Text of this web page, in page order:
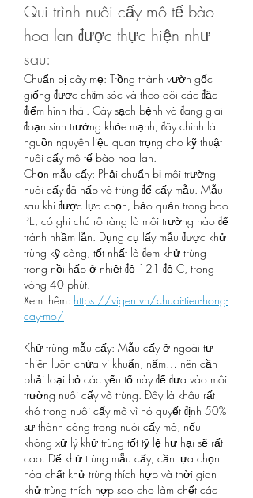
Qui trình nuôi cấy mô tế bào
hoa lan được thực hiện như
sau:
Chuẩn bị cây mẹ: Trồng thành vườn gốc
giống được chăm sóc và theo dõi các đặc
điểm hình thái. Cây sạch bệnh và đang giai
đoạn sinh trưởng khỏe mạnh, đây chính là
nguồn nguyên liệu quan trọng cho kỹ thuật
nuôi cấy mô tế bào hoa lan.
Chọn mẫu cấy: Phải chuẩn bị môi trường
nuôi cấy đã hấp vô trùng để cấy mẫu. Mẫu
sau khi được lựa chọn, bảo quản trong bao
PE, có ghi chú rõ ràng là môi trường nào để
tránh nhầm lẫn. Dụng cụ lấy mẫu được khử
trùng kỹ càng, tốt nhất là đem khử trùng
trong nồi hấp ở nhiệt độ 121 độ C, trong
vòng 40 phút.
Xem thêm: https://vigen.vn/chuoi-tieu-hong-
cay-mo/
Khử trùng mẫu cấy: Mẫu cấy ở ngoài tự
nhiên luôn chứa vi khuẩn, nấm… nên cần
phải loại bỏ các yếu tố này để đưa vào môi
trường nuôi cấy vô trùng. Đây là khâu rất
khó trong nuôi cấy mô vì nó quyết định 50%
sự thành công trong nuôi cấy mô, nếu
không xử lý khử trùng tốt tỷ lệ hư hại sẽ rất
cao. Để khử trùng mẫu cấy, cần lựa chọn
hóa chất khử trùng thích hợp và thời gian
khử trùng thích hợp sao cho làm chết các